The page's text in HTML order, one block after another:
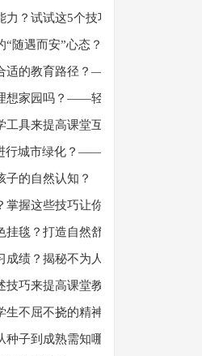
？试试这5个技巧！
随遇而安”心态？
适的教育路径？——家长必读
想家园吗？——轻松DIY昆虫住宅指
具来提高课堂互动性？
行城市绿化？——吸盘功能解析
子的自然认知？
握这些技巧让你轻松养花
毯？打造自然舒适的居住空间
绩？揭秘不为人知的学习秘籍
巧来提高课堂教学效果？
不屈不挠的精神？
子到成熟需知哪些关键点？